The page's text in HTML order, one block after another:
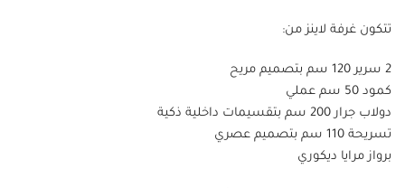
تتكون غرفة لاينز من:
2 سرير 120 سم بتصميم مريح
كمود 50 سم عملي
دولاب جرار 200 سم بتقسيمات داخلية ذكية
تسريحة 110 سم بتصميم عصري
برواز مرايا ديكوري